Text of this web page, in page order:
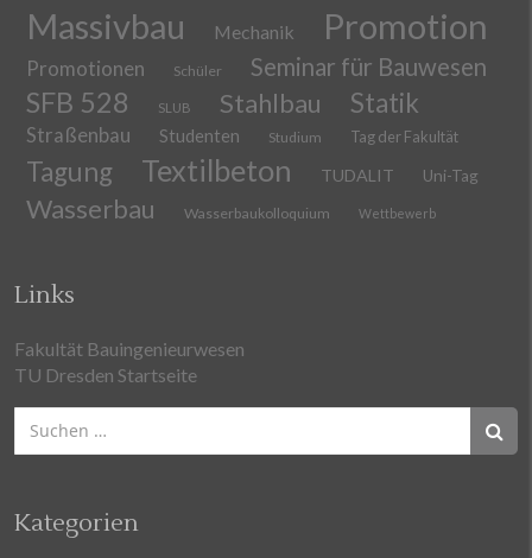
Massivbau Mechanik Promotion
Promotionen Schüler Seminar für Bauwesen
SFB 528 SLUB Stahlbau Statik
Straßenbau Studenten Studium Tag der Fakultät
Tagung Textilbeton TUDALIT Uni-Tag
Wasserbau Wasserbaukolloquium Wettbewerb
Links
Fakultät Bauingenieurwesen
TU Dresden Startseite
Suchen
nach:
Kategorien